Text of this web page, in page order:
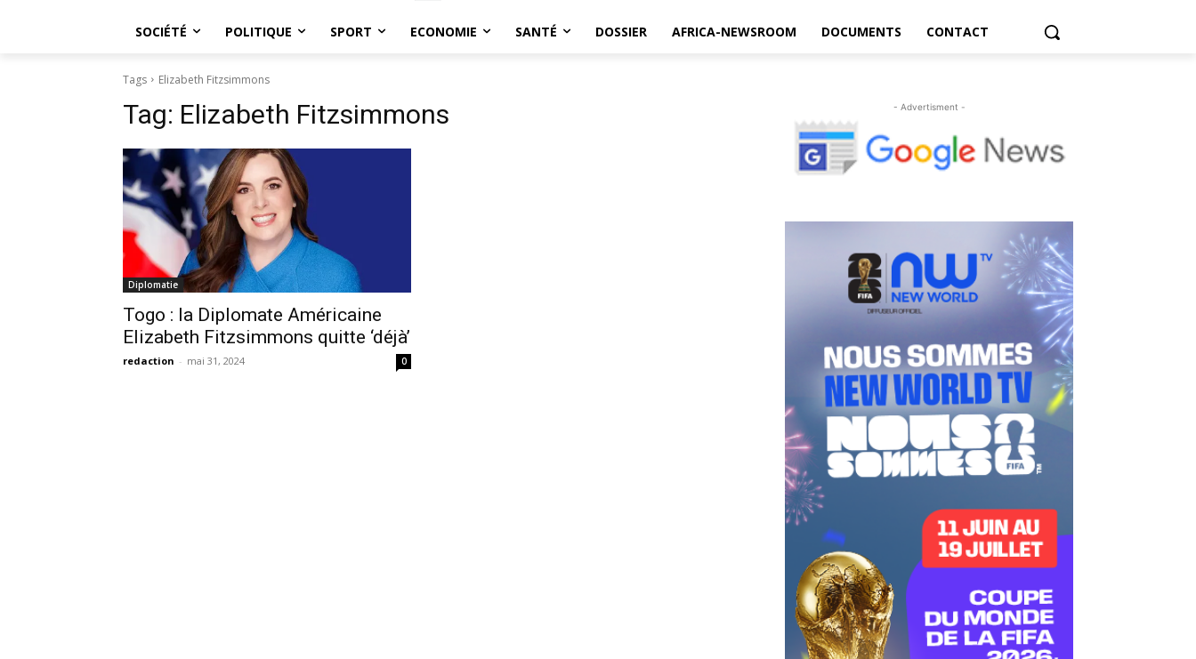
SOCIÉTÉ POLITIQUE SPORT ECONOMIE SANTÉ DOSSIER AFRICA-NEWSROOM DOCUMENTS CONTACT
Tags Elizabeth Fitzsimmons
Tag: Elizabeth Fitzsimmons
Diplomatie
Togo : la Diplomate Américaine
Elizabeth Fitzsimmons quitte ‘déjà’
redaction - mai 31, 2024 0
- Advertisment -